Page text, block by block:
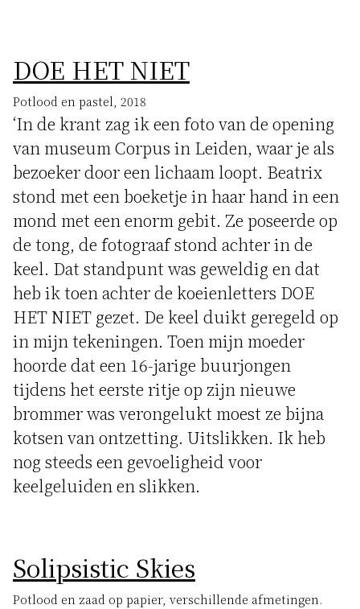
DOE HET NIET
Potlood en pastel, 2018
‘In de krant zag ik een foto van de opening
van museum Corpus in Leiden, waar je als
bezoeker door een lichaam loopt. Beatrix
stond met een boeketje in haar hand in een
mond met een enorm gebit. Ze poseerde op
de tong, de fotograaf stond achter in de
keel. Dat standpunt was geweldig en dat
heb ik toen achter de koeienletters DOE
HET NIET gezet. De keel duikt geregeld op
in mijn tekeningen. Toen mijn moeder
hoorde dat een 16-jarige buurjongen
tijdens het eerste ritje op zijn nieuwe
brommer was verongelukt moest ze bijna
kotsen van ontzetting. Uitslikken. Ik heb
nog steeds een gevoeligheid voor
keelgeluiden en slikken.
Solipsistic Skies
Potlood en zaad op papier, verschillende afmetingen.